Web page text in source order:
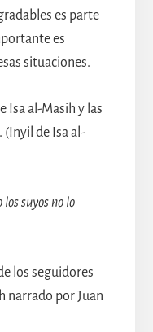
es parte
es
situaciones.
Isa al-Masih y las
(Inyil de Isa al-
suyos no lo
los seguidores
narrado por Juan